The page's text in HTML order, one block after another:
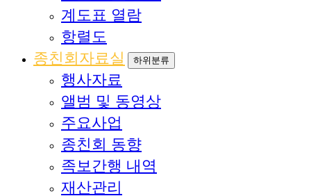
계도표 열람
항렬도
종친회자료실
하위분류
행사자료
앨범 및 동영상
주요사업
종친회 동향
족보간행 내역
재산관리